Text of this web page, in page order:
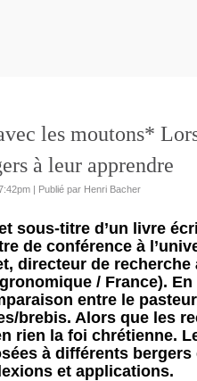
les moutons*
à leur apprendre
| Publié par Henri Bacher
sous-titre d’un livre
de conférence à
directeur de recherche
/ France).
entre le
brebis. Alors que les
rien la foi chrétienne.
à différents
et applications.